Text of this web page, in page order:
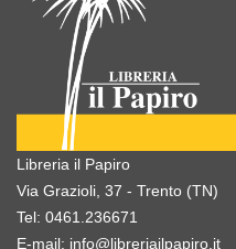
Libreria il Papiro
Via Grazioli, 37 - Trento (TN)
Tel: 0461.236671
E-mail: info@libreriailpapiro.it